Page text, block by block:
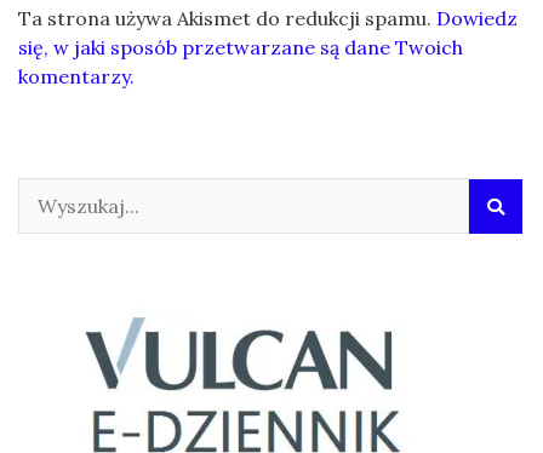
Ta strona używa Akismet do redukcji spamu. Dowiedz
się, w jaki sposób przetwarzane są dane Twoich
komentarzy.